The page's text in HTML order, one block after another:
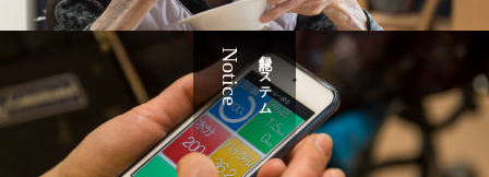
記録システム
Notice